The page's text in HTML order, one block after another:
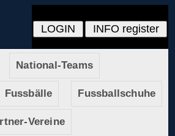
National-Teams
Fussbälle Fussballschuhe
Vereine